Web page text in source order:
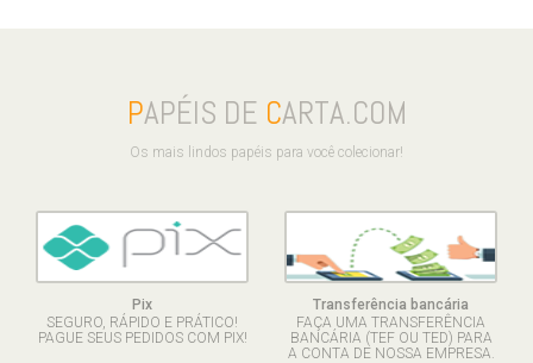
PAPÉIS DE CARTA.COM
Os mais lindos papéis para você colecionar!
Pix
SEGURO, RÁPIDO E PRÁTICO!
PAGUE SEUS PEDIDOS COM PIX!
Transferência bancária
FAÇA UMA TRANSFERÊNCIA
BANCÁRIA (TEF OU TED) PARA
A CONTA DE NOSSA EMPRESA.